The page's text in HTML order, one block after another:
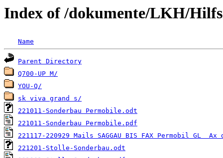
Index of /dokumente/LKH/
Name
Parent Directory
Q700-UP M/
YOU-Q/
sk viva grand s/
221011-Sonderbau Permobile.odt
221011-Sonderbau Permobile.pdf
221117-220929 Mails SAGGAU BIS FAX Permobil GL  Ax
221201-Stolle-Sonderbau.odt